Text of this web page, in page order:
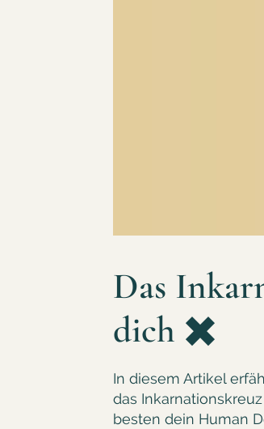
Das
dich ✖️
In diesem Artikel
das
besten dein Human